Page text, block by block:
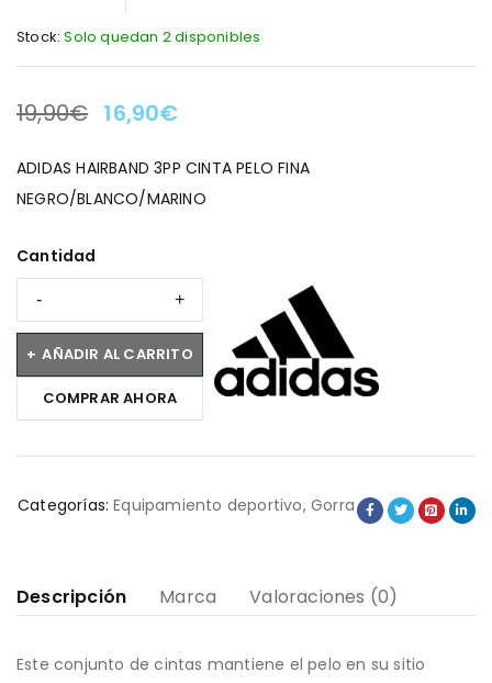
Stock: Solo quedan 2 disponibles
LA OFERTA TERMINA EN:
19,90€ 16,90€
ADIDAS HAIRBAND 3PP CINTA PELO FINA
NEGRO/BLANCO/MARINO
Cantidad
AÑADIR AL CARRITO
COMPRAR AHORA
Categorías: Equipamiento deportivo,Gorra
Descripción Marca Valoraciones (0)
Este conjunto de cintas mantiene el pelo en su sitio